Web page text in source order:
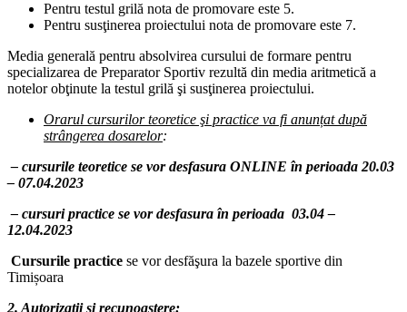
Pentru testul grilă nota de promovare este 5.
Pentru susţinerea proiectului nota de promovare este 7.
Media generală pentru absolvirea cursului de formare pentru
specializarea de Preparator Sportiv rezultă din media aritmetică a
notelor obţinute la testul grilă şi susţinerea proiectului.
Orarul cursurilor teoretice şi practice va fi anunțat după
strângerea dosarelor:
– cursurile teoretice se vor desfasura ONLINE în perioada 20.03
– 07.04.2023
– cursuri practice se vor desfasura în perioada 03.04 –
12.04.2023
Cursurile practice se vor desfăşura la bazele sportive din
Timișoara
2. Autorizaţii şi recunoaştere: